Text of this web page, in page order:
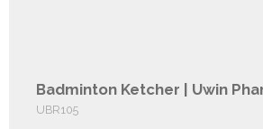
Badminton Ketcher | Uwin
UBR105